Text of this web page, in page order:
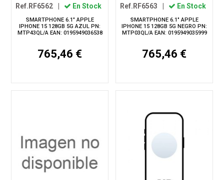
Ref.RF6562 En Stock
SMARTPHONE 6.1" APPLE
IPHONE 15 128GB 5G AZUL PN:
MTP43QL/A EAN: 0195949036538
765,46 €
Ref.RF6563 En Stock
SMARTPHONE 6.1" APPLE
IPHONE 15 128GB 5G NEGRO PN:
MTP03QL/A EAN: 0195949035999
765,46 €